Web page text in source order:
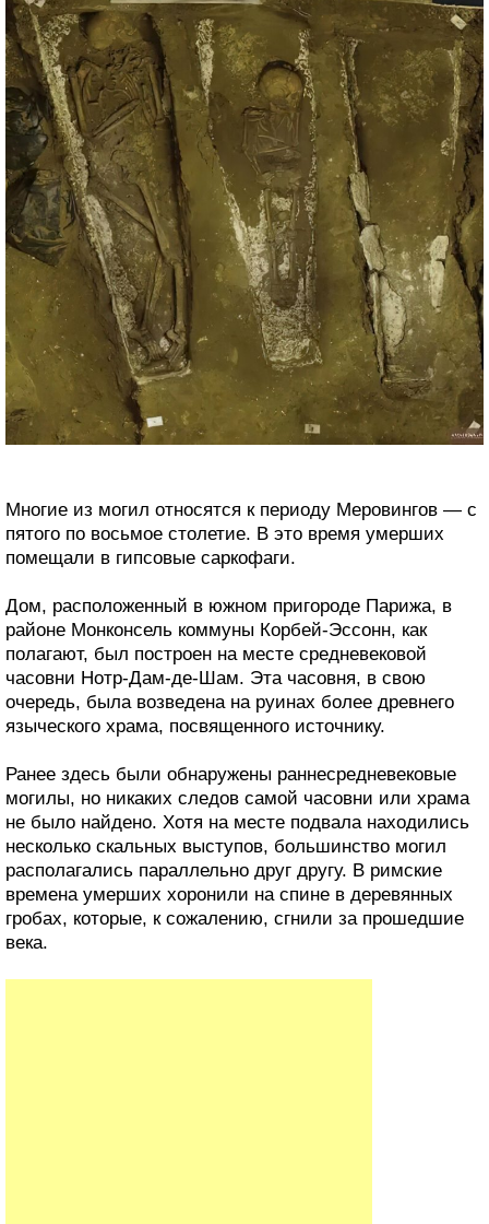
Многие из могил относятся к периоду Меровингов — с
пятого по восьмое столетие. В это время умерших
помещали в гипсовые саркофаги.
Дом, расположенный в южном пригороде Парижа, в
районе Монконсель коммуны Корбей-Эссонн, как
полагают, был построен на месте средневековой
часовни Нотр-Дам-де-Шам. Эта часовня, в свою
очередь, была возведена на руинах более древнего
языческого храма, посвященного источнику.
Ранее здесь были обнаружены раннесредневековые
могилы, но никаких следов самой часовни или храма
не было найдено. Хотя на месте подвала находились
несколько скальных выступов, большинство могил
располагались параллельно друг другу. В римские
времена умерших хоронили на спине в деревянных
гробах, которые, к сожалению, сгнили за прошедшие
века.